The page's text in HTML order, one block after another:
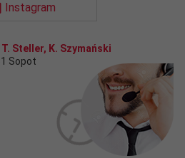
Instagram
Steller, K. Szymański
Sopot